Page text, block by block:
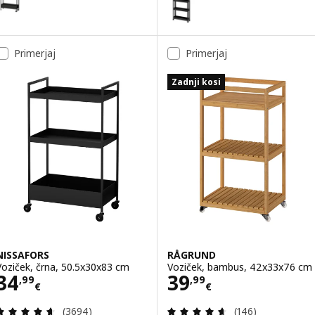
Možnost: VESKEN, Voziček,
Primerjaj
črna, 50.5x30x83 cm
,99
€34,99€
Pregled: 4.6 iz 5 zvezde. Skupno število
(3694)
Primerjaj
Zadnji kosi
RÅGRUND
Voziček, bambus, 42x33x76 cm
39,99
€
Cena 39,99€
Pregled: 4.6 iz
(146)